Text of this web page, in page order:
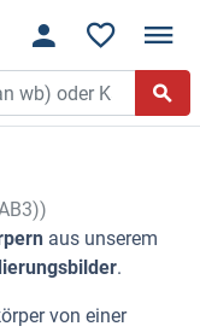
aus unserem
.
von einer